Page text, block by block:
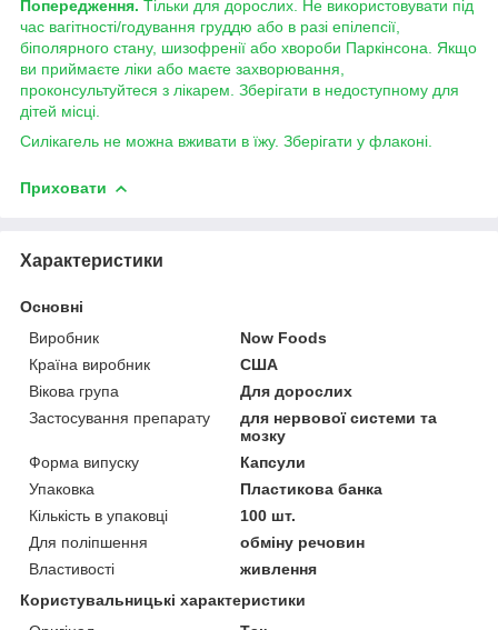
Попередження. Тільки для дорослих. Не використовувати під
час вагітності/годування груддю або в разі епілепсії,
біполярного стану, шизофренії або хвороби Паркінсона. Якщо
ви приймаєте ліки або маєте захворювання,
проконсультуйтеся з лікарем. Зберігати в недоступному для
дітей місці.
Силікагель не можна вживати в їжу. Зберігати у флаконі.
Приховати
Характеристики
Основні
Виробник
Now Foods
Країна виробник
США
Вікова група
Для дорослих
Застосування препарату
для нервової системи та
мозку
Форма випуску
Капсули
Упаковка
Пластикова банка
Кількість в упаковці
100 шт.
Для поліпшення
обміну речовин
Властивості
живлення
Користувальницькі характеристики